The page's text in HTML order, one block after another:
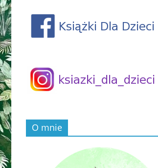
O mnie